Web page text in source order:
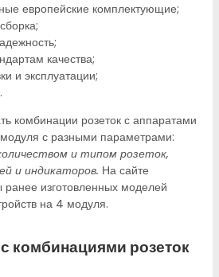
европейские комплектующие;
качества;
и эксплуатации;
комбинации розеток с аппаратами
с разными параметрами:
и типом розеток,
и индикаторов. На сайте
изготовленных моделей
на 4 модуля.
комбинациями розеток